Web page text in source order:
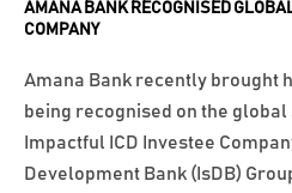
AMANA BANK RECOGNISED
COMPANY
Amana Bank recently brought
being recognised on the global
Impactful ICD Investee
Development Bank (IsDB)